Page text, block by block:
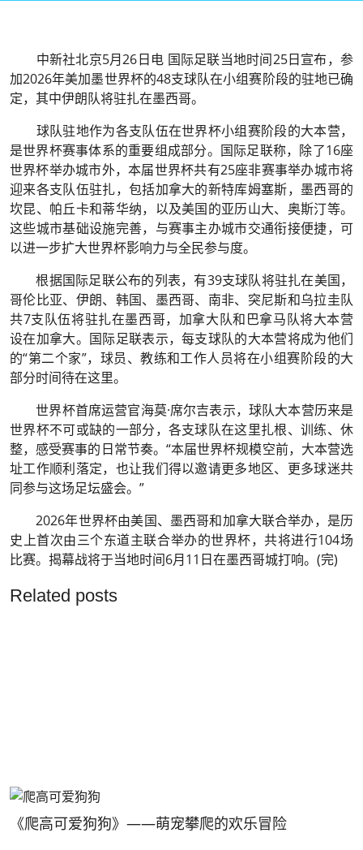
中新社北京5月26日电 国际足联当地时间25日宣布，参
加2026年美加墨世界杯的48支球队在小组赛阶段的驻地已确
定，其中伊朗队将驻扎在墨西哥。
球队驻地作为各支队伍在世界杯小组赛阶段的大本营，
是世界杯赛事体系的重要组成部分。国际足联称，除了16座
世界杯举办城市外，本届世界杯共有25座非赛事举办城市将
迎来各支队伍驻扎，包括加拿大的新特库姆塞斯，墨西哥的
坎昆、帕丘卡和蒂华纳，以及美国的亚历山大、奥斯汀等。
这些城市基础设施完善，与赛事主办城市交通衔接便捷，可
以进一步扩大世界杯影响力与全民参与度。
根据国际足联公布的列表，有39支球队将驻扎在美国，
哥伦比亚、伊朗、韩国、墨西哥、南非、突尼斯和乌拉圭队
共7支队伍将驻扎在墨西哥，加拿大队和巴拿马队将大本营
设在加拿大。国际足联表示，每支球队的大本营将成为他们
的“第二个家”，球员、教练和工作人员将在小组赛阶段的大
部分时间待在这里。
世界杯首席运营官海莫·席尔吉表示，球队大本营历来是
世界杯不可或缺的一部分，各支球队在这里扎根、训练、休
整，感受赛事的日常节奏。“本届世界杯规模空前，大本营选
址工作顺利落定，也让我们得以邀请更多地区、更多球迷共
同参与这场足坛盛会。”
2026年世界杯由美国、墨西哥和加拿大联合举办，是历
史上首次由三个东道主联合举办的世界杯，共将进行104场
比赛。揭幕战将于当地时间6月11日在墨西哥城打响。(完)
Related posts
《爬高可爱狗狗》——萌宠攀爬的欢乐冒险